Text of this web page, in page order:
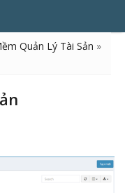
Quản Lý Tài Sản »